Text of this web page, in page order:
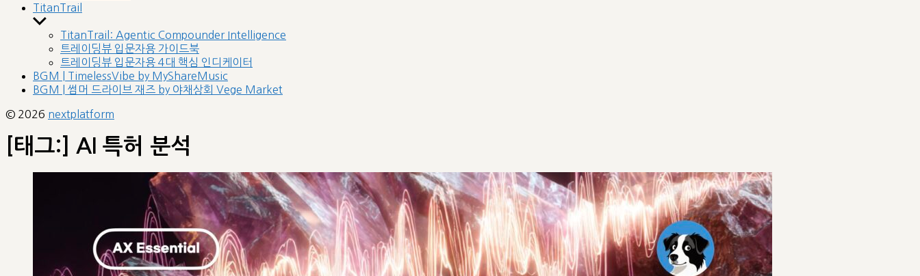
TitanTrail
Show
sub
menu
TitanTrail: Agentic Compounder Intelligence
트레이딩뷰 입문자용 가이드북
트레이딩뷰 입문자용 4대 핵심 인디케이터
BGM | TimelessVibe by MyShareMusic
BGM | 썸머 드라이브 재즈 by 야채상회 Vege Market
© 2026 nextplatform
[태그:] AI 특허 분석